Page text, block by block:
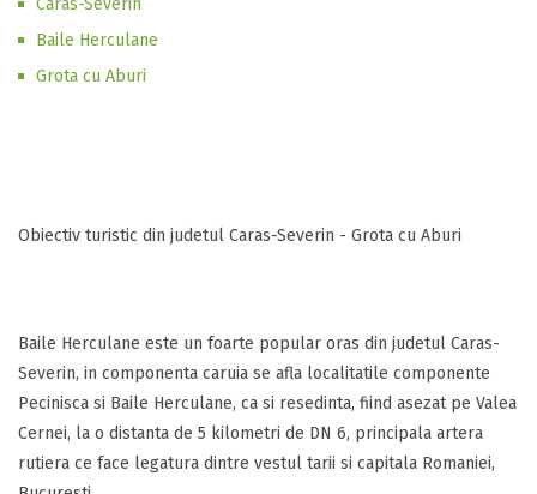
Caras-Severin
Baile Herculane
Grota cu Aburi
Obiectiv turistic din judetul Caras-Severin - Grota cu Aburi
Baile Herculane este un foarte popular oras din judetul Caras-
Severin, in componenta caruia se afla localitatile componente
Pecinisca si Baile Herculane, ca si resedinta, fiind asezat pe Valea
Cernei, la o distanta de 5 kilometri de DN 6, principala artera
rutiera ce face legatura dintre vestul tarii si capitala Romaniei,